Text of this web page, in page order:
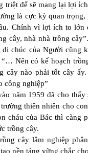
triệt để sẽ mang lại lợi
là cực kỳ quan trọng,
Chính vì lợi ích to lớn
cây, nhà nhà trồng
chúc của Người cũng
Nên có kế hoạch
cây nào phải tốt cây
công nghiệp”
năm 1959 đã cho thấy
thiên nhiên cho
cháu của Bác thì càng
trồng cây.
cây lâm nghiệp
nền tảng vững chắc